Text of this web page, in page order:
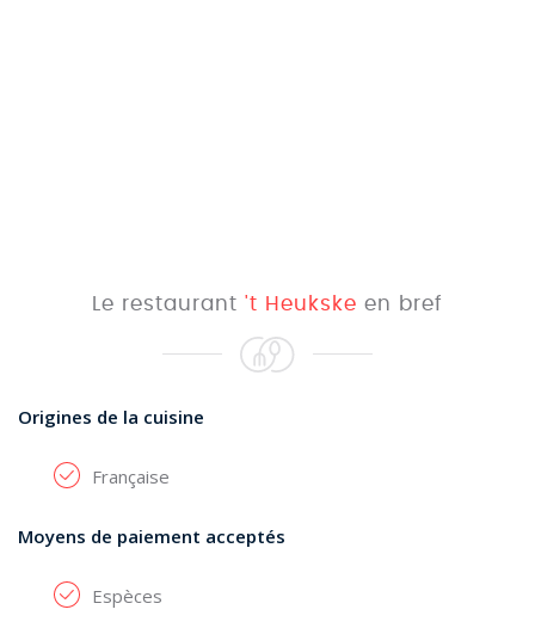
Le restaurant 't Heukske en bref
Origines de la cuisine
Française
Moyens de paiement acceptés
Espèces